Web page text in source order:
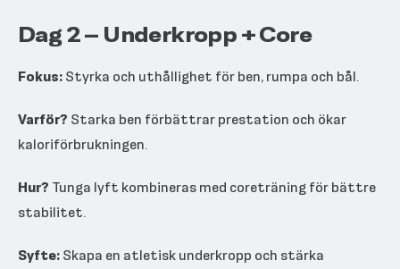
Dag 2 – Underkropp + Core
Fokus:Styrka och uthållighet för ben, rumpa och bål.
Varför? Starka ben förbättrar prestation och ökar
kaloriförbrukningen.
Hur? Tunga lyft kombineras med coreträning för bättre
stabilitet.
Syfte:Skapa en atletisk underkropp och stärka